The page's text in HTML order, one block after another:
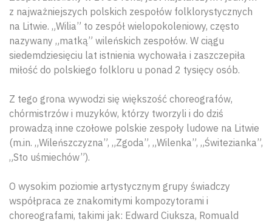
z najważniejszych polskich zespołów folklorystycznych
na Litwie. „Wilia” to zespół wielopokoleniowy, często
nazywany „matką” wileńskich zespołów. W ciągu
siedemdziesięciu lat istnienia wychowała i zaszczepiła
miłość do polskiego folkloru u ponad 2 tysięcy osób.
Z tego grona wywodzi się większość choreografów,
chórmistrzów i muzyków, którzy tworzyli i do dziś
prowadzą inne czołowe polskie zespoły ludowe na Litwie
(m.in. „Wileńszczyzna”, „Zgoda”, „Wilenka”, „Świtezianka”,
„Sto uśmiechów”).
O wysokim poziomie artystycznym grupy świadczy
współpraca ze znakomitymi kompozytorami i
choreografami, takimi jak: Edward Ciuksza, Romuald